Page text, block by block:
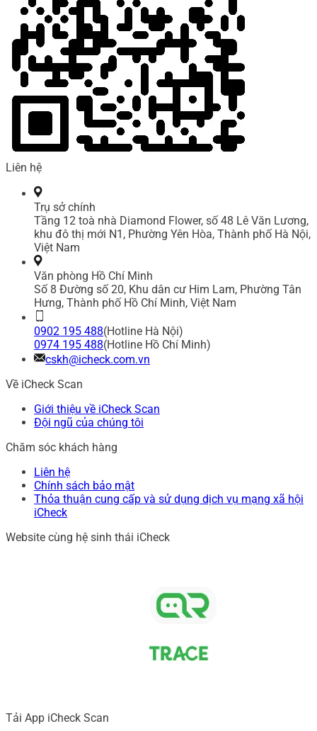
Liên hệ
Trụ sở chính
Tầng 12 toà nhà Diamond Flower, số 48 Lê Văn Lương,
khu đô thị mới N1, Phường Yên Hòa, Thành phố Hà Nội,
Việt Nam
Văn phòng Hồ Chí Minh
Số 8 Đường số 20, Khu dân cư Him Lam, Phường Tân
Hưng, Thành phố Hồ Chí Minh, Việt Nam
0902 195 488(Hotline Hà Nội)
0974 195 488(Hotline Hồ Chí Minh)
cskh@icheck.com.vn
Về iCheck Scan
Giới thiệu về iCheck Scan
Đội ngũ của chúng tôi
Chăm sóc khách hàng
Liên hệ
Chính sách bảo mật
Thỏa thuận cung cấp và sử dụng dịch vụ mạng xã hội
iCheck
Website cùng hệ sinh thái iCheck
Tải App iCheck Scan